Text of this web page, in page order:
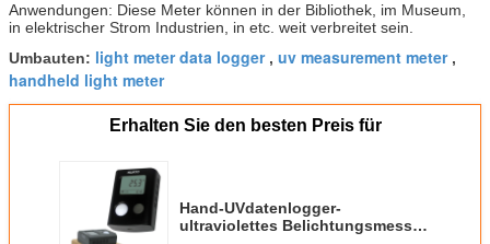
Anwendungen: Diese Meter können in der Bibliothek, im Museum,
in elektrischer Strom Industrien, in etc. weit verbreitet sein.
Umbauten: light meter data logger, uv measurement meter,
handheld light meter
Erhalten Sie den besten Preis für
Hand-UVdatenlogger-
ultraviolettes Belichtungsmesser